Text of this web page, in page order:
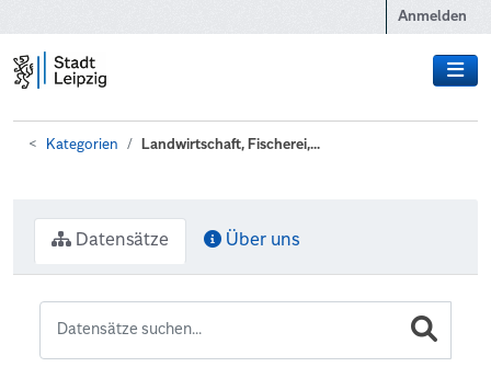
Anmelden
Kategorien Landwirtschaft, Fischerei,...
Datensätze Über uns